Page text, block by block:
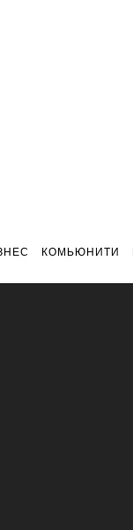
КОМЬЮНИТИ